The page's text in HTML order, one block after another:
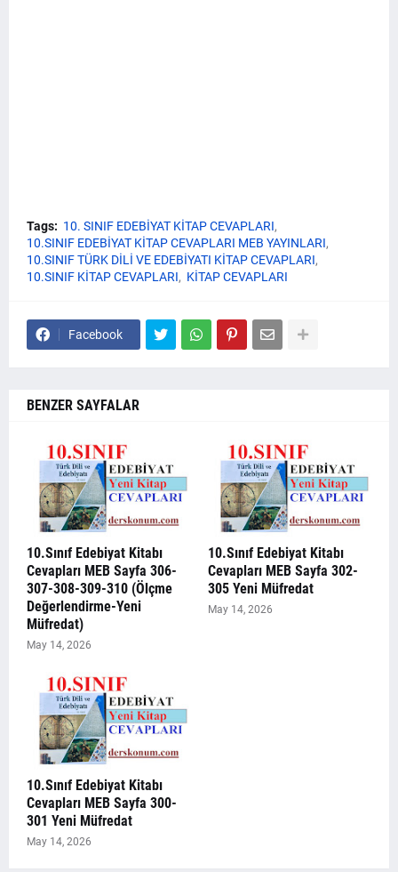
Tags: 10. SINIF EDEBİYAT KİTAP CEVAPLARI
10.SINIF EDEBİYAT KİTAP CEVAPLARI MEB YAYINLARI
10.SINIF TÜRK DİLİ VE EDEBİYATI KİTAP CEVAPLARI
10.SINIF KİTAP CEVAPLARI
KİTAP CEVAPLARI
Facebook
BENZER SAYFALAR
10.Sınıf Edebiyat Kitabı
Cevapları MEB Sayfa 306-
307-308-309-310 (Ölçme
Değerlendirme-Yeni
Müfredat)
May 14, 2026
10.Sınıf Edebiyat Kitabı
Cevapları MEB Sayfa 302-
305 Yeni Müfredat
May 14, 2026
10.Sınıf Edebiyat Kitabı
Cevapları MEB Sayfa 300-
301 Yeni Müfredat
May 14, 2026